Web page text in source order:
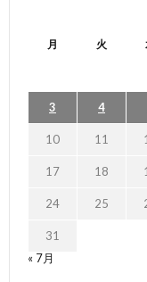
月 火
3 4
10 11
17 18
24 25
31
« 7月